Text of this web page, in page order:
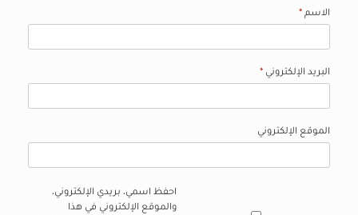
الاسم *
البريد الإلكتروني *
الموقع الإلكتروني
احفظ اسمي، بريدي الإلكتروني،
والموقع الإلكتروني في هذا